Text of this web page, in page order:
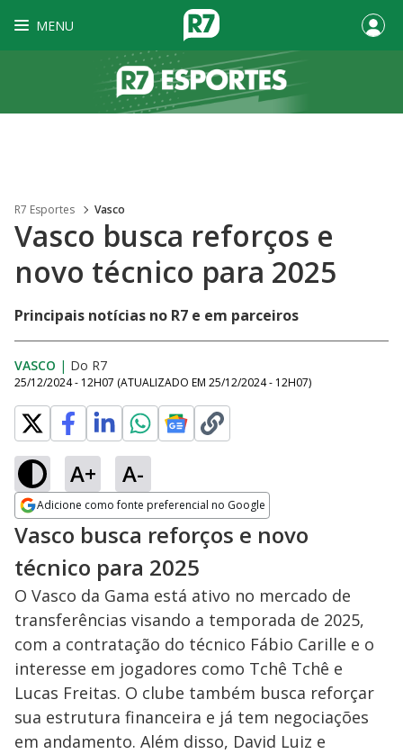
MENU
R7 Esportes Vasco
Vasco busca reforços e
novo técnico para 2025
Principais notícias no R7 e em parceiros
VASCO | Do R7
25/12/2024 - 12H07 (ATUALIZADO EM 25/12/2024 - 12H07)
A+ A-
Adicione como fonte preferencial no Google
Opens in new window
Vasco busca reforços e novo
técnico para 2025
O Vasco da Gama está ativo no mercado de
transferências visando a temporada de 2025,
com a contratação do técnico Fábio Carille e o
interesse em jogadores como Tchê Tchê e
Lucas Freitas. O clube também busca reforçar
sua estrutura financeira e já tem negociações
em andamento. Além disso, David Luiz e